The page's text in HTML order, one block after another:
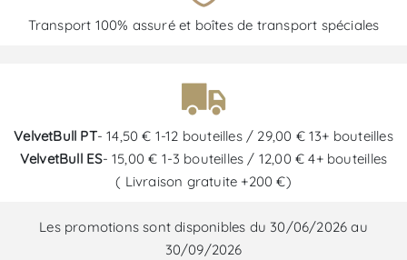
Transport 100% assuré et boîtes de transport spéciales
VelvetBull PT- 14,50 € 1-12 bouteilles / 29,00 € 13+ bouteilles
VelvetBull ES- 15,00 € 1-3 bouteilles / 12,00 € 4+ bouteilles
( Livraison gratuite +200 €)
Les promotions sont disponibles du 30/06/2026 au
30/09/2026